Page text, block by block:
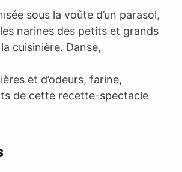
sous la voûte d’un parasol,
narines des petits et grands
cuisinière. Danse,
et d’odeurs, farine,
de cette recette-spectacle